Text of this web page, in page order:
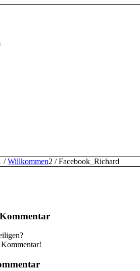
/ Willkommen2 / Facebook_Richard